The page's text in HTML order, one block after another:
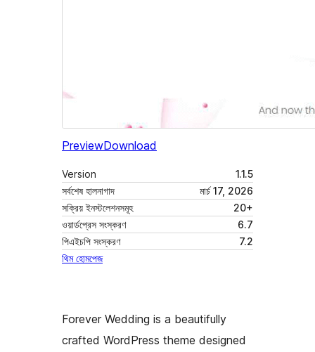
PreviewDownload
Version
1.1.5
সর্বশেষ হালনাগাদ
মার্চ 17, 2026
সক্রিয় ইনস্টলেশনসমূহ
20+
ওয়ার্ডপ্রেস সংস্করণ
6.7
পিএইচপি সংস্করণ
7.2
থিম হোমপেজ
Forever Wedding is a beautifully
crafted WordPress theme designed